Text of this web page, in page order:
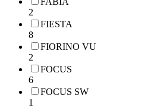
2
FIESTA
8
FIORINO VU
2
FOCUS
6
FOCUS SW
1